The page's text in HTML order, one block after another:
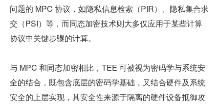
问题的 MPC 协议，如隐私信息检索（PIR）、隐私集合求
交（PSI）等，而同态加密技术则大多仅应用于某些计算
协议中关键步骤的计算。
与 MPC 和同态加密相比，TEE 可被视为密码学与系统安
全的结合，既包含底层的密码学基础，又结合硬件及系统
安全的上层实现，其安全性来源于隔离的硬件设备抵御攻